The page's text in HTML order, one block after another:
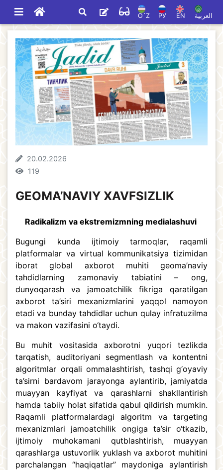
O`Z РУ EN العربية
20.02.2026
119
GEOMA’NAVIY XAVFSIZLIK
Radikalizm va ekstremizmning medialashuvi
Bugungi kunda ijtimoiy tarmoqlar, raqamli
platformalar va virtual kommunikatsiya tizimidan
iborat global axborot muhiti geoma’naviy
tahdidlarning zamonaviy tabiatini – ong,
dunyoqarash va jamoatchilik fikriga qaratilgan
axborot ta’siri mexanizmlarini yaqqol namoyon
etadi va bunday tahdidlar uchun qulay infratuzilma
va makon vazifasini o‘taydi.
Bu muhit vositasida axborotni yuqori tezlikda
tarqatish, auditoriyani segmentlash va kontentni
algoritmlar orqali ommalashtirish, tashqi g‘oyaviy
ta’sirni bardavom jarayonga aylantirib, jamiyatda
muayyan kayfiyat va qarashlarni shakllantirish
hamda tabiiy holat sifatida qabul qildirish mumkin.
Raqamli platformalardagi algoritm va targeting
mexanizmlari jamoatchilik ongiga ta’sir o‘tkazib,
ijtimoiy muhokamani qutblashtirish, muayyan
qarashlarga ustuvorlik yuklash va axborot muhitini
parchalangan “haqiqatlar” maydoniga aylantirish